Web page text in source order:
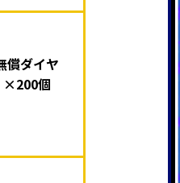
償ダイヤ
×200個